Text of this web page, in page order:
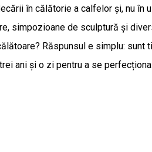
în călătorie a calfelor și, nu în
simpozioane de sculptură și
Răspunsul e simplu: sunt
ani și o zi pentru a se